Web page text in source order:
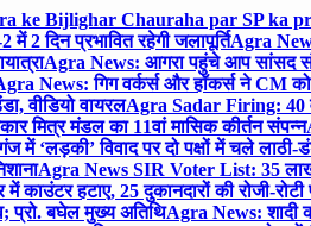
ke Bijlighar Chauraha par SP ka
2 दिन प्रभावित रहेगी जलापूर्तिAgra
Agra News: आगरा पहुंचे आप सांसद
News: गिग वर्कर्स और हॉकर्स ने CM को
वीडियो वायरलAgra Sadar Firing: 40
मित्र मंडल का 11वां मासिक कीर्तन संपन्न
‘लड़की’ विवाद पर दो पक्षों में चले लाठी-
Agra News SIR Voter List: 35 लाख
हटाए, 25 दुकानदारों की रोजी-
प्रो. बघेल मुख्य अतिथिAgra News: शादी